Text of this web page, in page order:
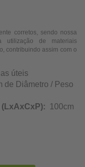
corretos, sendo nossa
de materiais
contribuindo assim com o
úteis
de Diâmetro / Peso
100cm